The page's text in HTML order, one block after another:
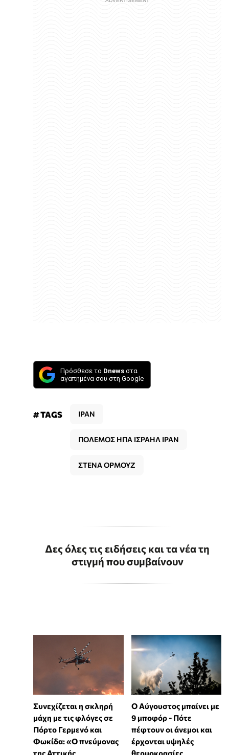
Πρόσθεσε το Dnews στα
αγαπημένα σου στη Google
# TAGS ΙΡΑΝ
ΠΟΛΕΜΟΣ ΗΠΑ ΙΣΡΑΗΛ ΙΡΑΝ
ΣΤΕΝΑ ΟΡΜΟΥΖ
Δες όλες τις ειδήσεις και τα νέα τη
στιγμή που συμβαίνουν
Συνεχίζεται η σκληρή
μάχη με τις φλόγες σε
Πόρτο Γερμενό και
Φωκίδα: «Ο πνεύμονας
της Αττικής
Ο Αύγουστος μπαίνει με
9 μποφόρ - Πότε
πέφτουν οι άνεμοι και
έρχονται υψηλές
θερμοκρασίες